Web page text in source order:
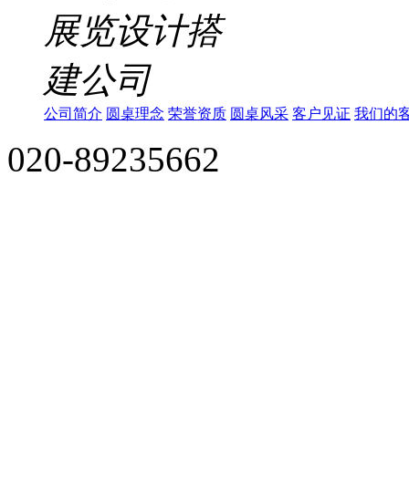
公司简介 圆桌理念 荣誉资质 圆桌风采 客户见证 我们的
020-89235662